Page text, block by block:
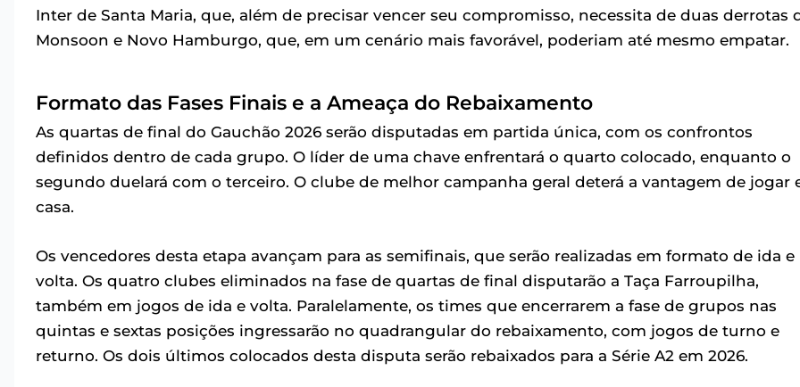
Inter de Santa Maria, que, além de precisar vencer seu compromisso, necessita de duas derrotas
Monsoon e Novo Hamburgo, que, em um cenário mais favorável, poderiam até mesmo empatar.
Formato das Fases Finais e a Ameaça do Rebaixamento
As quartas de final do Gauchão 2026 serão disputadas em partida única, com os confrontos
definidos dentro de cada grupo. O líder de uma chave enfrentará o quarto colocado, enquanto o
segundo duelará com o terceiro. O clube de melhor campanha geral deterá a vantagem de jogar
casa.
Os vencedores desta etapa avançam para as semifinais, que serão realizadas em formato de ida e
volta. Os quatro clubes eliminados na fase de quartas de final disputarão a Taça Farroupilha,
também em jogos de ida e volta. Paralelamente, os times que encerrarem a fase de grupos nas
quintas e sextas posições ingressarão no quadrangular do rebaixamento, com jogos de turno e
returno. Os dois últimos colocados desta disputa serão rebaixados para a Série A2 em 2026.